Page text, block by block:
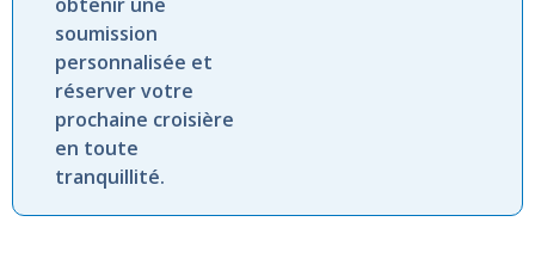
soumission
personnalisée et
réserver votre
prochaine croisière
en toute
tranquillité.